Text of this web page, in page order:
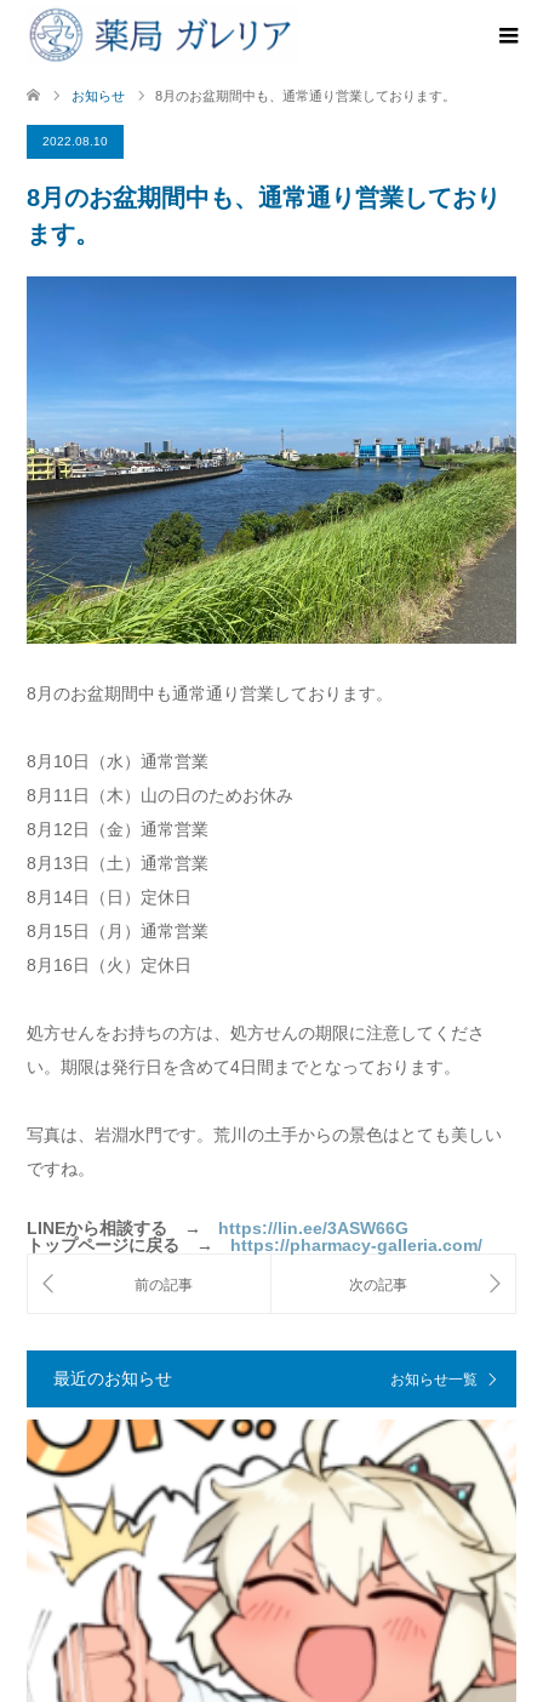
お知らせ 8月のお盆期間中も、通常通り営業しております。
2022.08.10
8月のお盆期間中も、通常通り営業しており
ます。
8月のお盆期間中も通常通り営業しております。
8月10日（水）通常営業
8月11日（木）山の日のためお休み
8月12日（金）通常営業
8月13日（土）通常営業
8月14日（日）定休日
8月15日（月）通常営業
8月16日（火）定休日
処方せんをお持ちの方は、処方せんの期限に注意してくださ
い。期限は発行日を含めて4日間までとなっております。
写真は、岩淵水門です。荒川の土手からの景色はとても美しい
ですね。
LINEから相談する → https://lin.ee/3ASW66G
トップページに戻る → https://pharmacy-galleria.com/
最近のお知らせ お知らせ一覧